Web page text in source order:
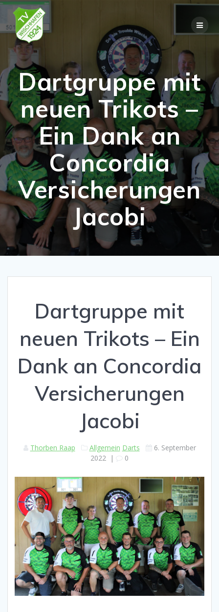
content
Dartgruppe mit
neuen Trikots –
Ein Dank an
Concordia
Versicherungen
Jacobi
Dartgruppe mit
neuen Trikots – Ein
Dank an Concordia
Versicherungen
Jacobi
Thorben Raap Allgemein Darts
6. September
2022 | 0